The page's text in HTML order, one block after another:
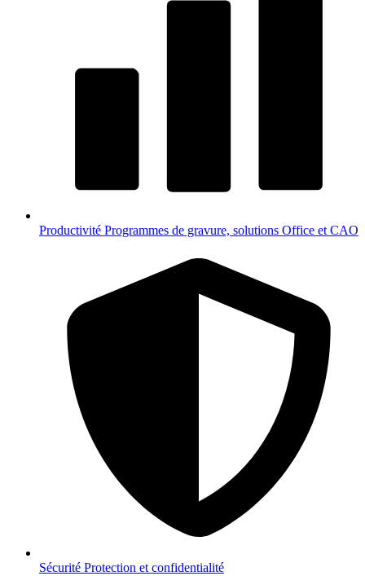
Productivité Programmes de gravure, solutions Office et CAO
Sécurité Protection et confidentialité